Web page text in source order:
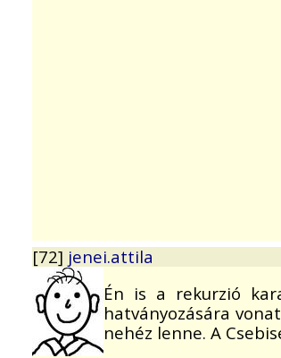
[72] jenei.attila
Én is a rekurzió
hatványozására
nehéz lenne. A